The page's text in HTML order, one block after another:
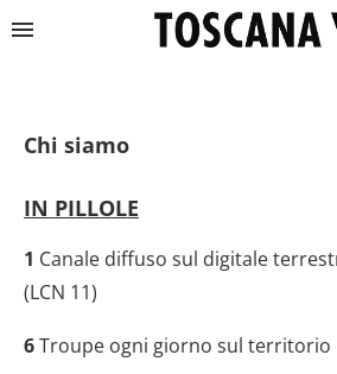
Chi siamo
IN PILLOLE
1 Canale diffuso sul digitale
(LCN 11)
6Troupe ogni giorno sul territorio